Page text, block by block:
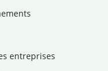
entreprises